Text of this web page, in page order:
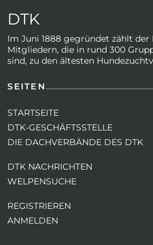
DTK
Im Juni 1888 gegründet zählt der
Mitgliedern, die in rund 300
sind, zu den ältesten
SEITEN
STARTSEITE
DTK-GESCHÄFTSSTELLE
DIE DACHVERBÄNDE DES DTK
DTK NACHRICHTEN
WELPENSUCHE
REGISTRIEREN
ANMELDEN